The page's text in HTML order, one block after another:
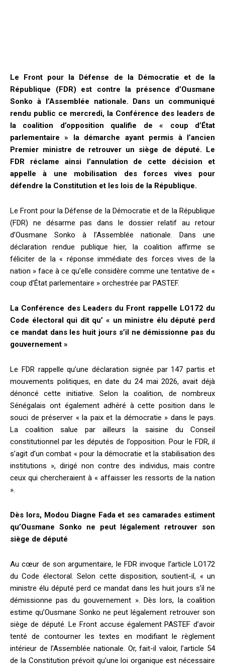
Le Front pour la Défense de la Démocratie et de la
République (FDR) est contre la présence d’Ousmane
Sonko à l’Assemblée nationale. Dans un communiqué
rendu public ce mercredi, la Conférence des leaders de
la coalition d’opposition qualifie de « coup d’État
parlementaire » la démarche ayant permis à l’ancien
Premier ministre de retrouver un siège de député. Le
FDR réclame ainsi l’annulation de cette décision et
appelle à une mobilisation des forces vives pour
défendre la Constitution et les lois de la République.
Le Front pour la Défense de la Démocratie et de la République
(FDR) ne désarme pas dans le dossier relatif au retour
d’Ousmane Sonko à l’Assemblée nationale. Dans une
déclaration rendue publique hier, la coalition affirme se
féliciter de la « réponse immédiate des forces vives de la
nation » face à ce qu’elle considère comme une tentative de «
coup d’État parlementaire » orchestrée par PASTEF.
La Conférence des Leaders du Front rappelle LO172 du
Code électoral qui dit qu’ « un ministre élu député perd
ce mandat dans les huit jours s’il ne démissionne pas du
gouvernement »
Le FDR rappelle qu’une déclaration signée par 147 partis et
mouvements politiques, en date du 24 mai 2026, avait déjà
dénoncé cette initiative. Selon la coalition, de nombreux
Sénégalais ont également adhéré à cette position dans le
souci de préserver « la paix et la démocratie » dans le pays.
La coalition salue par ailleurs la saisine du Conseil
constitutionnel par les députés de l’opposition. Pour le FDR, il
s’agit d’un combat « pour la démocratie et la stabilisation des
institutions », dirigé non contre des individus, mais contre
ceux qui chercheraient à « affaisser les ressorts de la nation
».
Dès lors, Modou Diagne Fada et ses camarades estiment
qu’Ousmane Sonko ne peut légalement retrouver son
siège de député
Au cœur de son argumentaire, le FDR invoque l’article LO172
du Code électoral. Selon cette disposition, soutient-il, « un
ministre élu député perd ce mandat dans les huit jours s’il ne
démissionne pas du gouvernement ». Dès lors, la coalition
estime qu’Ousmane Sonko ne peut légalement retrouver son
siège de député. Le Front accuse également PASTEF d’avoir
tenté de contourner les textes en modifiant le règlement
intérieur de l’Assemblée nationale. Or, fait-il valoir, l’article 54
de la Constitution prévoit qu’une loi organique est nécessaire